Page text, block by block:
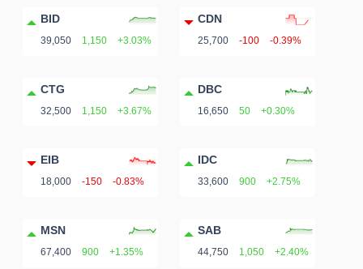
BID
39,050 1,150 +3.03%
CDN
25,700 -100 -0.39%
CTG
32,500 1,150 +3.67%
DBC
16,650 50 +0.30%
EIB
18,000 -150 -0.83%
IDC
33,600 900 +2.75%
MSN
67,400 900 +1.35%
SAB
44,750 1,050 +2.40%
TRUYỀN